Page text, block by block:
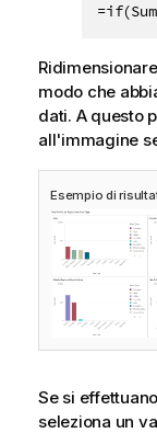
modo che
dati. A questo
all'immagine
Esempio di
Se si
seleziona un